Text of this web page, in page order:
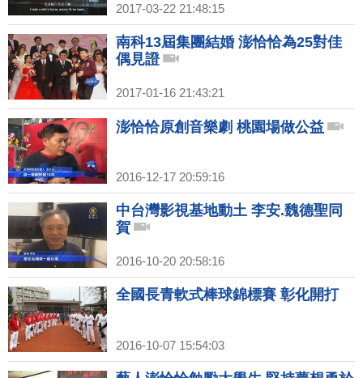
2017-03-22 21:48:15
南科13屆集團結婚 澎恰恰為25對佳
偶見證
2017-01-16 21:43:21
澎恰恰原創音樂劇 桃園場做公益
2016-12-17 20:59:16
中台灣影視基地動土 李安.魏德聖同
賀
2016-10-20 20:58:16
全國長青軟式棒球錦標賽 彰化開打
2016-10-07 15:54:03